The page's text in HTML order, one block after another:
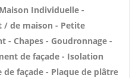
Individuelle -
/ de maison - Petite
- Chapes - Goudronnage -
de façade - Isolation
façade - Plaque de plâtre